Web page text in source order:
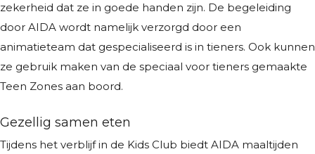
zekerheid dat ze in goede handen zijn. De begeleiding
door AIDA wordt namelijk verzorgd door een
animatieteam dat gespecialiseerd is in tieners. Ook kunnen
ze gebruik maken van de speciaal voor tieners gemaakte
Teen Zones aan boord.
Gezellig samen eten
Tijdens het verblijf in de Kids Club biedt AIDA maaltijden